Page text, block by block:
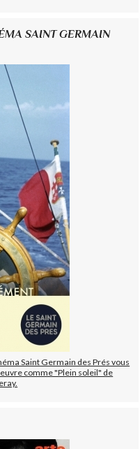
SAINT GERMAIN
Saint Germain des Prés vous
comme "Plein soleil" de